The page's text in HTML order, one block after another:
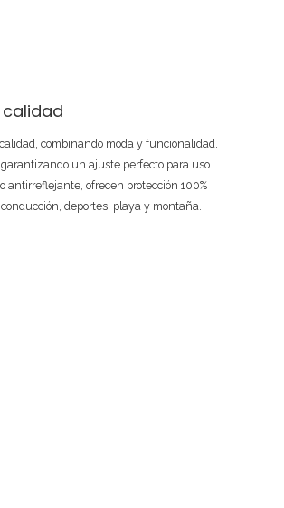
combinando moda y funcionalidad.
un ajuste perfecto para uso
antirreflejante, ofrecen protección 100%
deportes, playa y montaña.